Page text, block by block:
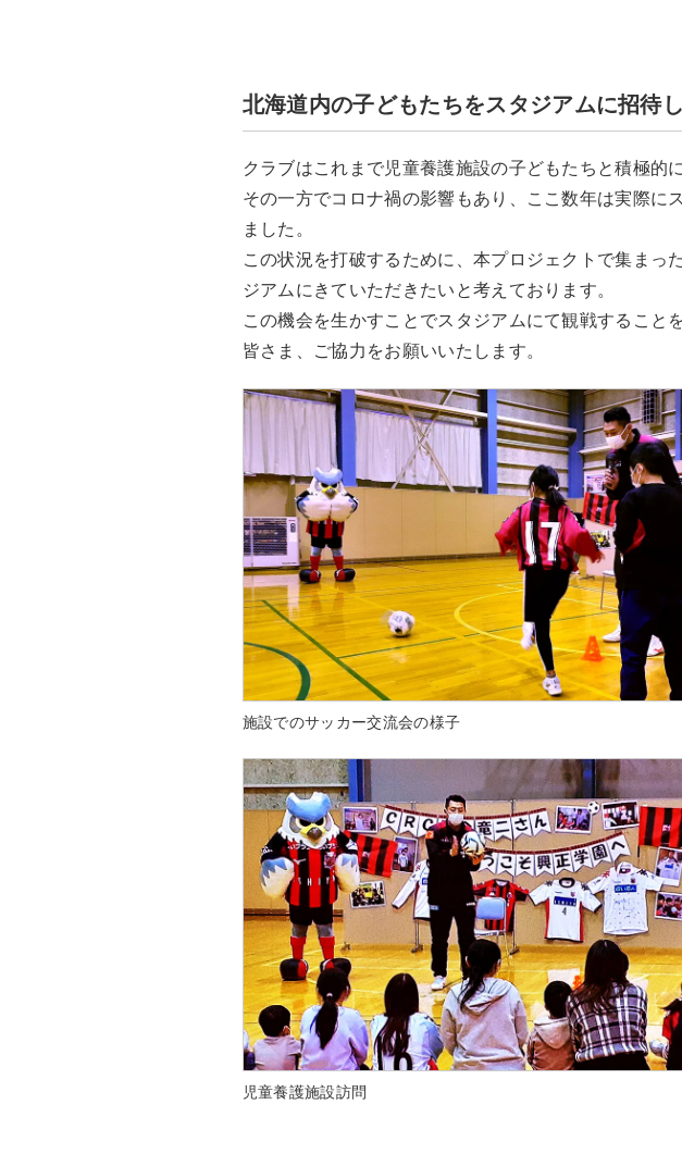
北海道内の子どもたちをスタジアムに招待
クラブはこれまで児童養護施設の子どもたちと積極的
その一方でコロナ禍の影響もあり、ここ数年は実際に
ました。
この状況を打破するために、本プロジェクトで集まっ
ジアムにきていただきたいと考えております。
この機会を生かすことでスタジアムにて観戦すること
皆さま、ご協力をお願いいたします。
施設でのサッカー交流会の様子
児童養護施設訪問